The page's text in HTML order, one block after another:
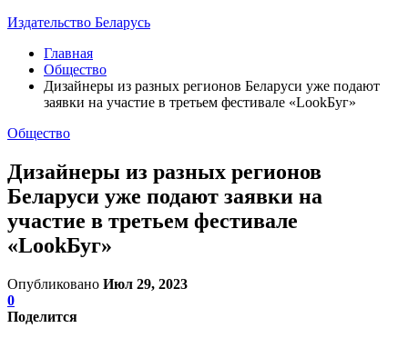
Издательство Беларусь
Главная
Общество
Дизайнеры из разных регионов Беларуси уже подают
заявки на участие в третьем фестивале «LookБуг»
Общество
Дизайнеры из разных регионов
Беларуси уже подают заявки на
участие в третьем фестивале
«LookБуг»
Опубликовано Июл 29, 2023
0
Поделится